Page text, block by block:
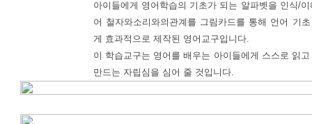
아이들에게 영어학습의 기초가 되는 알파벳을 인식/
어 철자와소리와의관계를 그림카드를 통해 언어 기
게 효과적으로 제작된 영어교구입니다.
이 학습교구는 영어를 배우는 아이들에게 스스로 읽
만드는 자립심을 심어 줄 것입니다.